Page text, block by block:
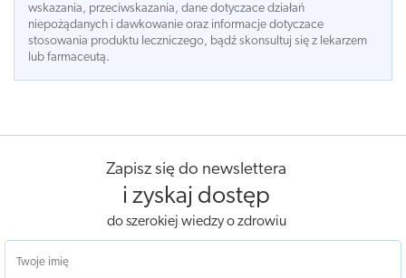
wskazania, przeciwskazania, dane dotyczace działań
niepożądanych i dawkowanie oraz informacje dotyczace
stosowania produktu leczniczego, bądź skonsultuj się z lekarzem
lub farmaceutą.
Zapisz się do newslettera
i zyskaj dostęp
do szerokiej wiedzy o zdrowiu